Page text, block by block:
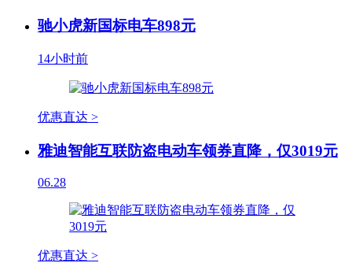
驰小虎新国标电车898元
14小时前
优惠直达 >
雅迪智能互联防盗电动车领券直降，仅3019元
06.28
优惠直达 >